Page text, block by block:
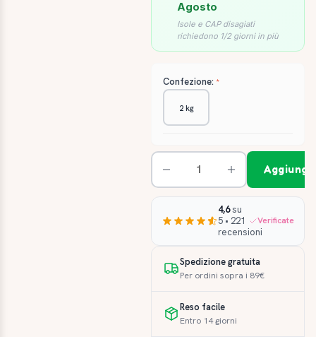
Agosto
Isole e CAP disagiati
richiedono 1/2 giorni in più
Confezione:
2 kg
4,6su
5 • 221
recensioni
Verificate
Spedizione gratuita
Per ordini sopra i 89€
Reso facile
Entro 14 giorni